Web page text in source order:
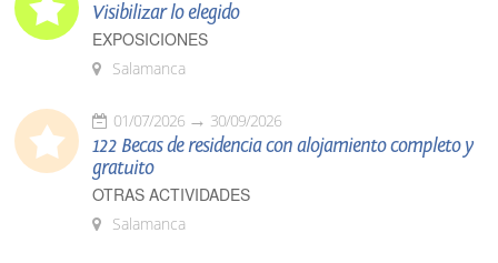
Visibilizar lo elegido
EXPOSICIONES
Salamanca
01/07/2026 30/09/2026
122 Becas de residencia con alojamiento completo y
gratuito
OTRAS ACTIVIDADES
Salamanca